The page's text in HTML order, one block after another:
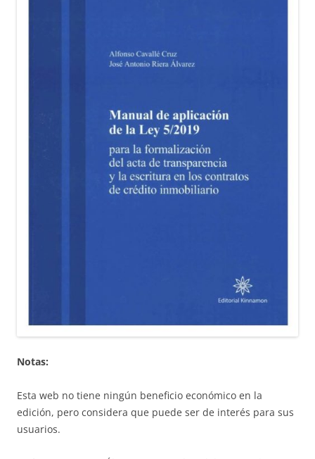
Notas:
Esta web no tiene ningún beneficio económico en la
edición, pero considera que puede ser de interés para sus
usuarios.